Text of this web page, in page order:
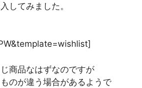
してみました。
商品なはずなのですが
のが違う場合があるようで